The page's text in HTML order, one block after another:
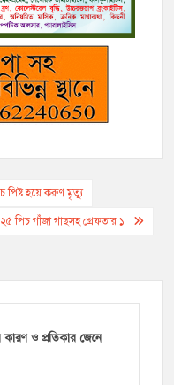
পিষ্ট হয়ে করুণ মৃত্যু
পিচ গাঁজা গাছসহ গ্রেফতার ১
কারণ ও প্রতিকার জেনে